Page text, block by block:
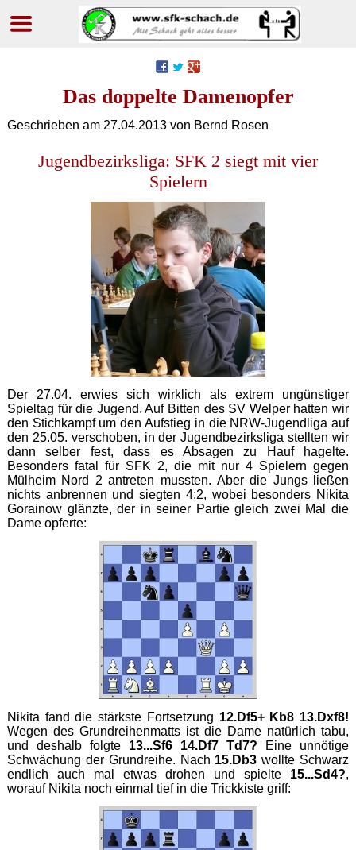
Das doppelte Damenopfer
Geschrieben am 27.04.2013von Bernd Rosen
Jugendbezirksliga: SFK 2 siegt mit vier
Spielern
Der 27.04. erwies sich wirklich als extrem ungünstiger
Spieltag für die Jugend. Auf Bitten des SV Welper hatten wir
den Stichkampf um den Aufstieg in die NRW-Jugendliga auf
den 25.05. verschoben, in der Jugendbezirksliga stellten wir
dann selber fest, dass es Absagen zu Hauf hagelte.
Besonders fatal für SFK 2, die mit nur 4 Spielern gegen
Mülheim Nord 2 antreten mussten. Aber die Jungs ließen
nichts anbrennen und siegten 4:2, wobei besonders Nikita
Gorainow glänzte, der in seiner Partie gleich zwei Mal die
Dame opferte:
Nikita fand die stärkste Fortsetzung 12.Df5+ Kb8 13.Dxf8!
Wegen des Grundreihenmatts ist die Dame natürlich tabu,
und deshalb folgte 13...Sf6 14.Df7 Td7?
Eine unnötige
Schwächung der Grundreihe. Nach 15.Db3wollte Schwarz
endlich auch mal etwas drohen und spielte 15...Sd4?,
worauf Nikita noch einmal tief in die Trickkiste griff: